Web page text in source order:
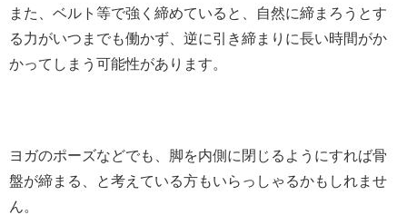
また、ベルト等で強く締めていると、自然に締まろうとす
る力がいつまでも働かず、逆に引き締まりに長い時間がか
かってしまう可能性があります。
ヨガのポーズなどでも、脚を内側に閉じるようにすれば骨
盤が締まる、と考えている方もいらっしゃるかもしれませ
ん。